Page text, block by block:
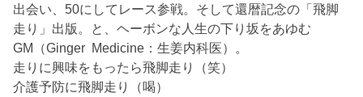
出会い、50にしてレース参戦。そして還暦記念の「飛脚
走り」出版。と、ヘーボンな人生の下り坂をあゆむ
GM（Ginger Medicine：生姜内科医）。
走りに興味をもったら飛脚走り（笑）
介護予防に飛脚走り（喝）